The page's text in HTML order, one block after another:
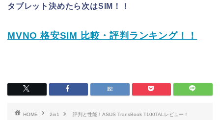
タブレット決めたら次はSIM！！
MVNO 格安SIM 比較・評判ランキング！！
HOME 2in1 評判と性能！ASUS TransBook T100TALレビュー！